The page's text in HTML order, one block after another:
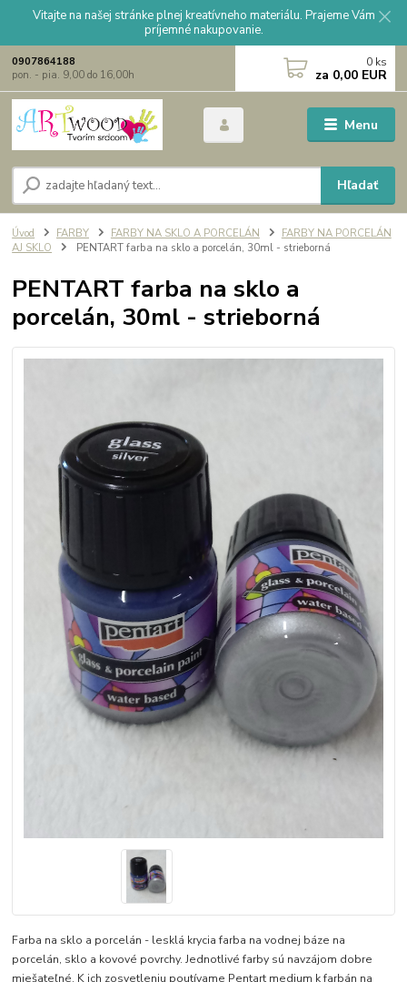
Vitajte na našej stránke plnej kreatívneho materiálu. Prajeme Vám
príjemné nakupovanie.
Menu
Hľadať
0907864188
pon. - pia. 9,00 do 16,00h
0 ks
za 0,00 EUR
Úvod FARBY FARBY NA SKLO A PORCELÁN
FARBY NA PORCELÁN
AJ SKLO
PENTART farba na sklo a porcelán, 30ml - strieborná
PENTART farba na sklo a
porcelán, 30ml - strieborná
Farba na sklo a porcelán - lesklá krycia farba na vodnej báze na
porcelán, sklo a kovové povrchy. Jednotlivé farby sú navzájom dobre
miešateľné. K ich zosvetleniu poutívame Pentart medium k farbán na